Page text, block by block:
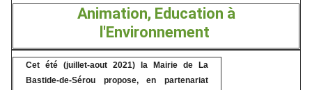
Animation, Education à
l'Environnement
Cet été (juillet-aout 2021) la Mairie de La
Bastide-de-Sérou propose, en partenariat